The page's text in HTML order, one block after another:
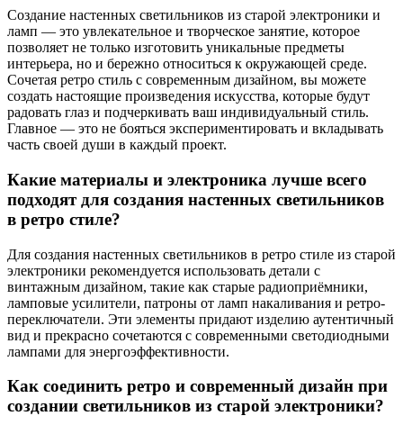
Создание настенных светильников из старой электроники и
ламп — это увлекательное и творческое занятие, которое
позволяет не только изготовить уникальные предметы
интерьера, но и бережно относиться к окружающей среде.
Сочетая ретро стиль с современным дизайном, вы можете
создать настоящие произведения искусства, которые будут
радовать глаз и подчеркивать ваш индивидуальный стиль.
Главное — это не бояться экспериментировать и вкладывать
часть своей души в каждый проект.
Какие материалы и электроника лучше всего
подходят для создания настенных светильников
в ретро стиле?
Для создания настенных светильников в ретро стиле из старой
электроники рекомендуется использовать детали с
винтажным дизайном, такие как старые радиоприёмники,
ламповые усилители, патроны от ламп накаливания и ретро-
переключатели. Эти элементы придают изделию аутентичный
вид и прекрасно сочетаются с современными светодиодными
лампами для энергоэффективности.
Как соединить ретро и современный дизайн при
создании светильников из старой электроники?